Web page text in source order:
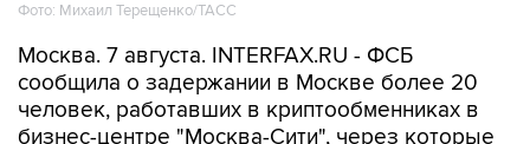
Фото: Михаил Терещенко/ТАСС
Москва. 7 августа. INTERFAX.RU - ФСБ
сообщила о задержании в Москве более 20
человек, работавших в криптообменниках в
бизнес-центре "Москва-Сити", через которые